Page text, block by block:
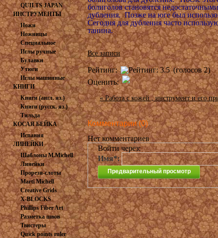
QUILTS JAPAN
ИНСТРУМЕНТЫ
Ножи
Ножницы
Специальное
Иглы ручные
Булавки
Утюги
Иглы машинные
КНИГИ
Книги (англ. яз.)
Книги (русск. яз.)
Тильда
КОСАЯ БЕЙКА
Испания
ЛИНЕЙКИ
Шаблоны M.Michell
Линейки
Прорези-слоты
Marti Michell
Creative Grids
X-BLOCKS
Phillips Fiber Art
Разметка швов
Твистеры
Quick points ruler
болиголов становятся
дубления. Позже на юге был
Сегодня для дубления часто
танина.
Все записи
Рейтинг:
(голосов 2)
Оценить:
« Работа с кожей , инструмент и его
Комментарии (0)
Нет комментариев
Войти через:
Имя*: